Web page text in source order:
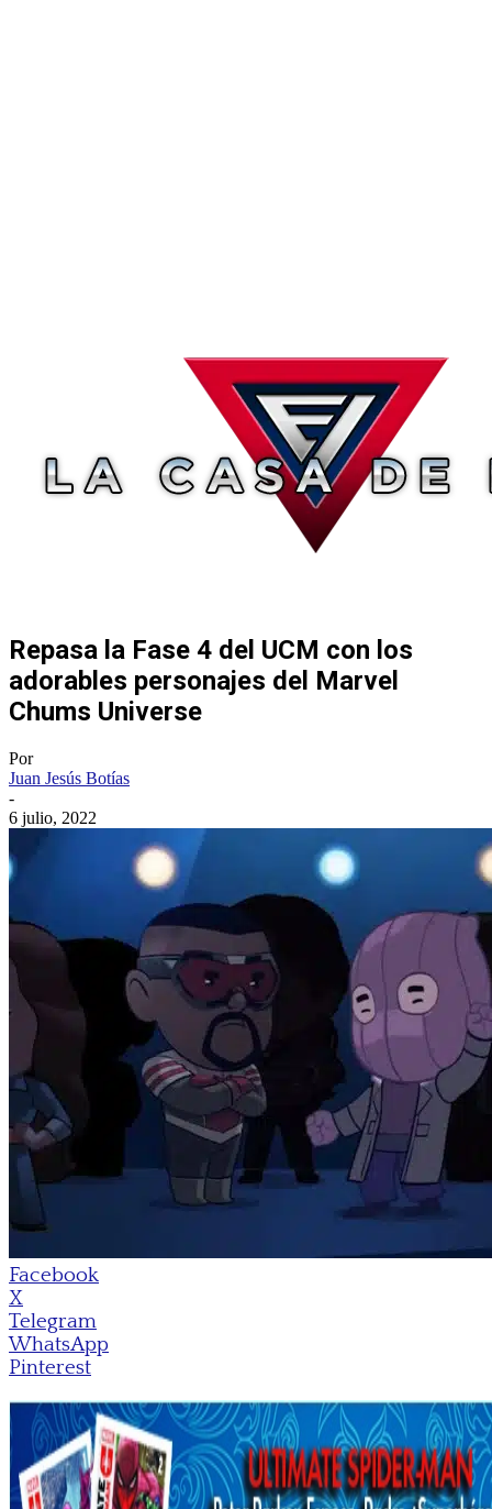
Repasa la Fase 4 del UCM con los
adorables personajes del Marvel
Chums Universe
Por
Juan Jesús Botías
-
6 julio, 2022
Facebook
X
Telegram
WhatsApp
Pinterest